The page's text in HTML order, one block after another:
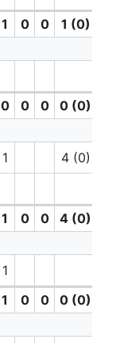
1 0 0 1 (0)
0 0 0 0 (0)
1 4 (0)
1 0 0 4 (0)
1
1 0 0 0 (0)